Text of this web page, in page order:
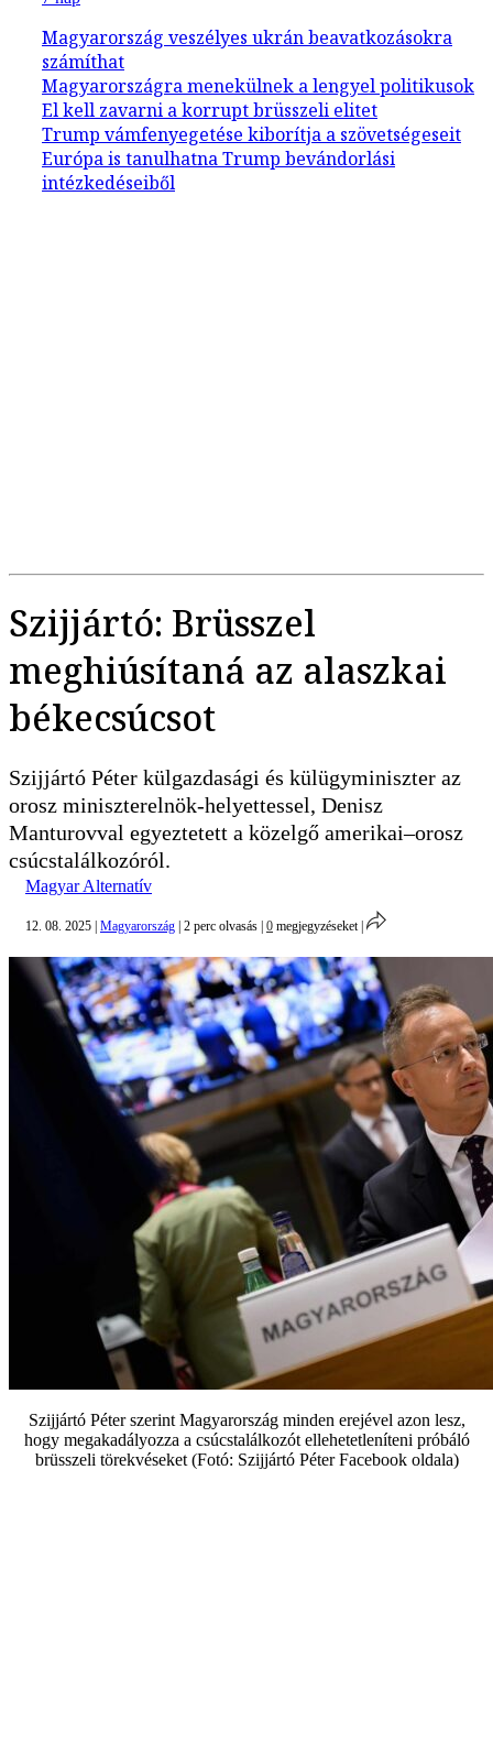
Szijjártó: Brüsszel
meghiúsítaná az alaszkai
békecsúcsot
Szijjártó Péter külgazdasági és külügyminiszter az
orosz miniszterelnök-helyettessel, Denisz
Manturovval egyeztetett a közelgő amerikai–orosz
csúcstalálkozóról.
Magyar Alternatív
12. 08. 2025 Magyarország 2 perc olvasás 0 megjegyzéseket
Szijjártó Péter szerint Magyarország minden erejével azon lesz,
hogy megakadályozza a csúcstalálkozót ellehetetleníteni próbáló
brüsszeli törekvéseket (Fotó: Szijjártó Péter Facebook oldala)